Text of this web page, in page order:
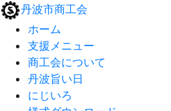
丹波市商工会
ホーム
支援メニュー
商工会について
丹波旨い日
にじいろ